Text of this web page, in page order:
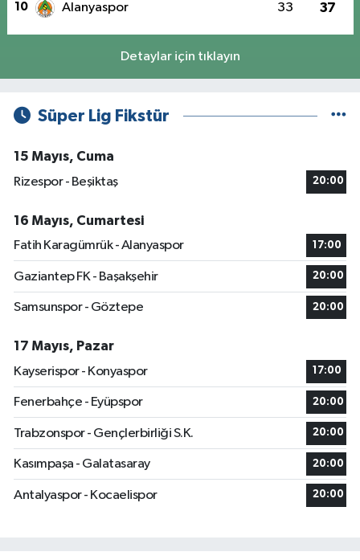
10 Alanyaspor 33 37
Detaylar için tıklayın
Süper Lig Fikstür
15 Mayıs, Cuma
Rizespor - Beşiktaş
20:00
16 Mayıs, Cumartesi
Fatih Karagümrük - Alanyaspor
17:00
Gaziantep FK - Başakşehir 20:00
Samsunspor - Göztepe 20:00
17 Mayıs, Pazar
Kayserispor - Konyaspor
17:00
Fenerbahçe - Eyüpspor 20:00
Trabzonspor - Gençlerbirliği S.K. 20:00
Kasımpaşa - Galatasaray 20:00
Antalyaspor - Kocaelispor 20:00